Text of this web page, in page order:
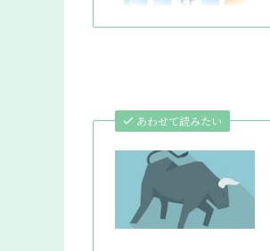
あわせて読みたい